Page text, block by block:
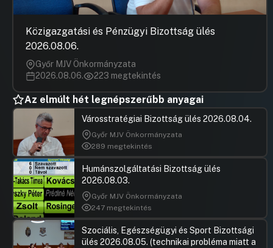
Közigazgatási és Pénzügyi Bizottság ülés
2026.08.06.
Győr MJV Önkormányzata
2026.08.06.
223 megtekintés
Az elmúlt hét legnépszerűbb anyagai
Városstratégiai Bizottság ülés 2026.08.04.
Győr MJV Önkormányzata
289 megtekintés
Humánszolgáltatási Bizottság ülés
2026.08.03.
Győr MJV Önkormányzata
247 megtekintés
Szociális, Egészségügyi és Sport Bizottsági
ülés 2026.08.05. (technikai probléma miatt a